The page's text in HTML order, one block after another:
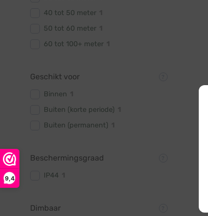
9,4
40 tot 50 meter
50 tot 60 meter
60 tot 100+ meter
Geschikt voor
Binnen
Buiten (korte periode)
Buiten (permanent)
Beschermingsgraad
IP44
Dimbaar